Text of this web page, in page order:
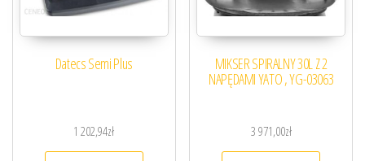
Datecs Semi Plus
1 202,94zł
MIKSER SPIRALNY 30L Z 2
NAPĘDAMI YATO , YG-03063
3 971,00zł